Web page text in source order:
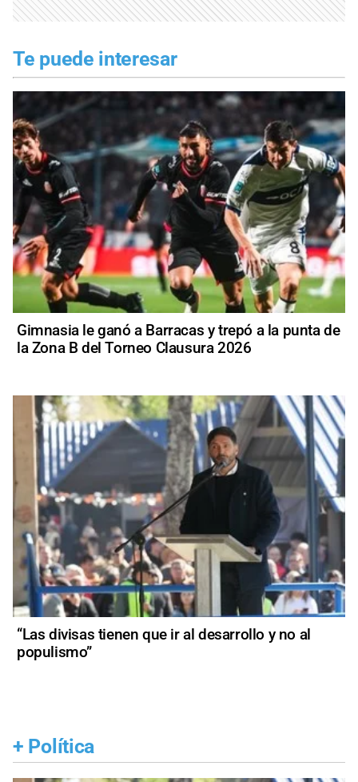
Te puede interesar
Gimnasia le ganó a Barracas y trepó a la punta de
la Zona B del Torneo Clausura 2026
“Las divisas tienen que ir al desarrollo y no al
populismo”
+ Política